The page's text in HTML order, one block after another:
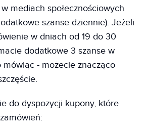
mediach społecznościowych
szanse dziennie). Jeżeli
w dniach od 19 do 30
dodatkowe 3 szanse w
mówiąc - możecie znacząco
do dyspozycji kupony, które